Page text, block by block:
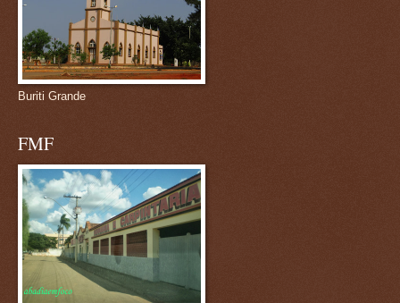
Buriti Grande
FMF